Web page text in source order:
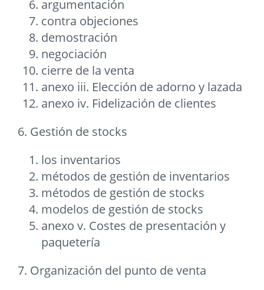
argumentación
contra objeciones
demostración
negociación
cierre de la venta
anexo iii. Elección de adorno y lazada
anexo iv. Fidelización de clientes
6. Gestión de stocks
los inventarios
métodos de gestión de inventarios
métodos de gestión de stocks
modelos de gestión de stocks
anexo v. Costes de presentación y
paquetería
7. Organización del punto de venta